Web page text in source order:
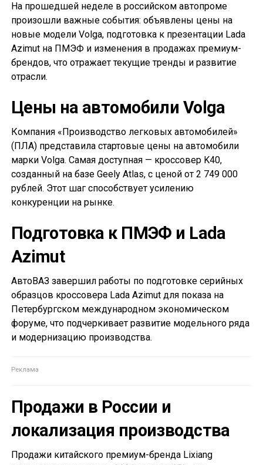
На прошедшей неделе в российском автопроме
произошли важные события: объявлены цены на
новые модели Volga, подготовка к презентации Lada
Azimut на ПМЭФ и изменения в продажах премиум-
брендов, что отражает текущие тренды и развитие
отрасли.
Цены на автомобили Volga
Компания «Производство легковых автомобилей»
(ПЛА) представила стартовые цены на автомобили
марки Volga. Самая доступная — кроссовер K40,
созданный на базе Geely Atlas, с ценой от 2 749 000
рублей. Этот шаг способствует усилению
конкуренции на рынке.
Подготовка к ПМЭФ и Lada
Azimut
АвтоВАЗ завершил работы по подготовке серийных
образцов кроссовера Lada Azimut для показа на
Петербургском международном экономическом
форуме, что подчеркивает развитие модельного ряда
и модернизацию производства.
Продажи в России и
локализация производства
Продажи китайского премиум-бренда Lixiang